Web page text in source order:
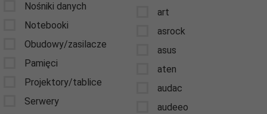
Nośniki danych
Notebooki
Obudowy/zasilacze
Pamięci
Projektory/tablice
Serwery
art
asrock
asus
aten
audac
audeeo